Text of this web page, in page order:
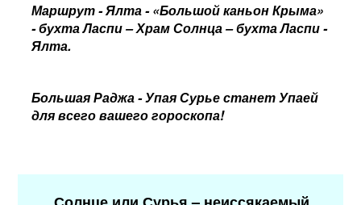
Маршрут -Ялта - «Большой каньон Крыма»
- бухта Ласпи – Храм Солнца – бухта Ласпи -
Ялта.
Большая Раджа - Упая Сурье станет Упаей
для всего вашего гороскопа!